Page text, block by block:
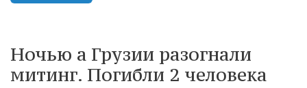
Ночью а Грузии разогнали
митинг. Погибли 2 человека